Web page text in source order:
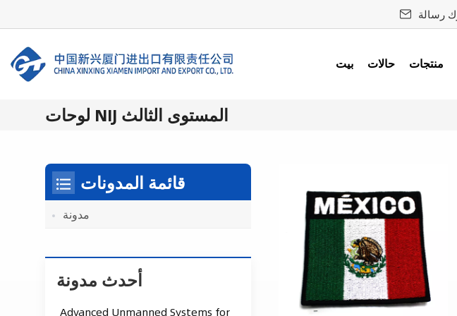
بيت حالات منتجات
لوحات NIJ المستوى الثالث
قائمة المدونات
مدونة
أحدث مدونة
Advanced Unmanned Systems for